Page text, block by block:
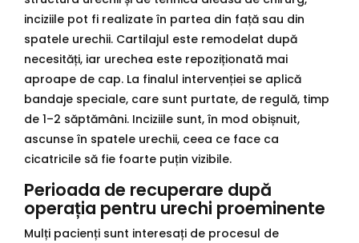
inciziile pot fi realizate în partea din față sau din
spatele urechii. Cartilajul este remodelat după
necesități, iar urechea este repoziționată mai
aproape de cap. La finalul intervenției se aplică
bandaje speciale, care sunt purtate, de regulă, timp
de 1–2 săptămâni. Inciziile sunt, în mod obișnuit,
ascunse în spatele urechii, ceea ce face ca
cicatricile să fie foarte puțin vizibile.
Perioada de recuperare după
operația pentru urechi proeminente
Mulți pacienți sunt interesați de procesul de